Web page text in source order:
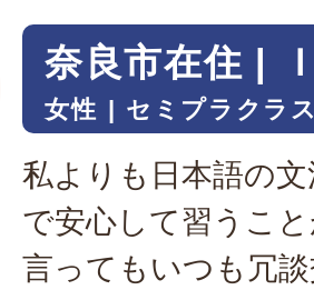
奈良市在住 |
女性 セミプラクラ
私よりも日本語の
で安心して習うこ
言ってもいつも冗